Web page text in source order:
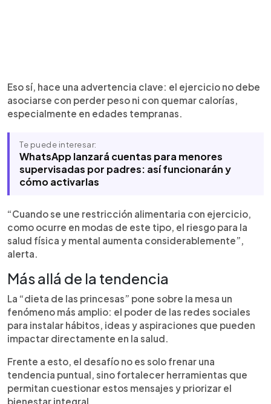
Eso sí, hace una advertencia clave: el ejercicio no debe
asociarse con perder peso ni con quemar calorías,
especialmente en edades tempranas.
Te puede interesar:
WhatsApp lanzará cuentas para menores
supervisadas por padres: así funcionarán y
cómo activarlas
“Cuando se une restricción alimentaria con ejercicio,
como ocurre en modas de este tipo, el riesgo para la
salud física y mental aumenta considerablemente”,
alerta.
Más allá de la tendencia
La “dieta de las princesas” pone sobre la mesa un
fenómeno más amplio: el poder de las redes sociales
para instalar hábitos, ideas y aspiraciones que pueden
impactar directamente en la salud.
Frente a esto, el desafío no es solo frenar una
tendencia puntual, sino fortalecer herramientas que
permitan cuestionar estos mensajes y priorizar el
bienestar integral.